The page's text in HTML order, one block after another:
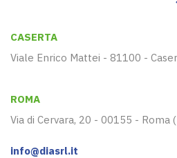
CASERTA
Viale Enrico Mattei - 81100 -
ROMA
Via di Cervara, 20 - 00155 - Roma
info@diasrl.it